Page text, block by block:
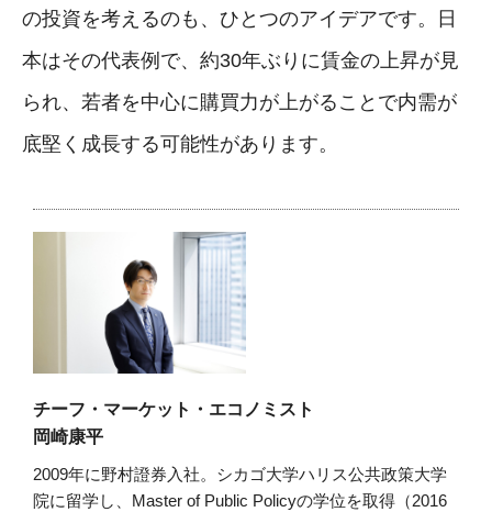
の投資を考えるのも、ひとつのアイデアです。日
本はその代表例で、約30年ぶりに賃金の上昇が見
られ、若者を中心に購買力が上がることで内需が
底堅く成長する可能性があります。
チーフ・マーケット・エコノミスト
岡崎康平
2009年に野村證券入社。シカゴ大学ハリス公共政策大学
院に留学し、Master of Public Policyの学位を取得（2016